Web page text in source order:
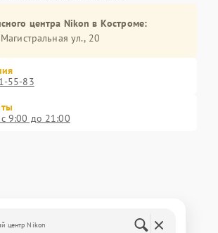
центра Nikon в Костроме:
ул., 20
55-83
9:00 до 21:00
центр Nikon